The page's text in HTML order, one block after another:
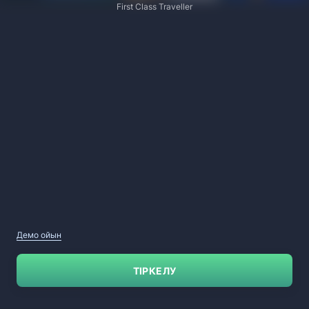
First Class Traveller
Демо ойын
ТІРКЕЛУ